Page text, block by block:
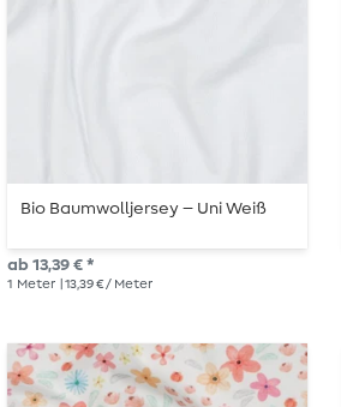
Bio Baumwolljersey – Uni Weiß
ab 13,39 € *
1 Meter | 13,39 € / Meter